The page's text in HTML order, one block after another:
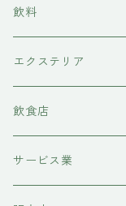
momo farm
前田牧場
吉岡食品工業
ハニーラルヴァ
雑貨
コースター
ヘアケア
シャンプー
コンディショナー
水槽底床
コースター
味噌
カレー
牛肉
糀
飲料
日本酒
ワイン
甘酒
エクステリア
物置
飲食店
レストラン
サービス業